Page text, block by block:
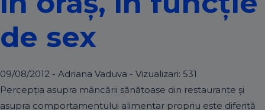
de sex
09/08/2012 - Adriana Vaduva - Vizualizari: 531
Percepţia asupra mâncării sănătoase din restaurante şi
asupra comportamentului alimentar propriu este diferită